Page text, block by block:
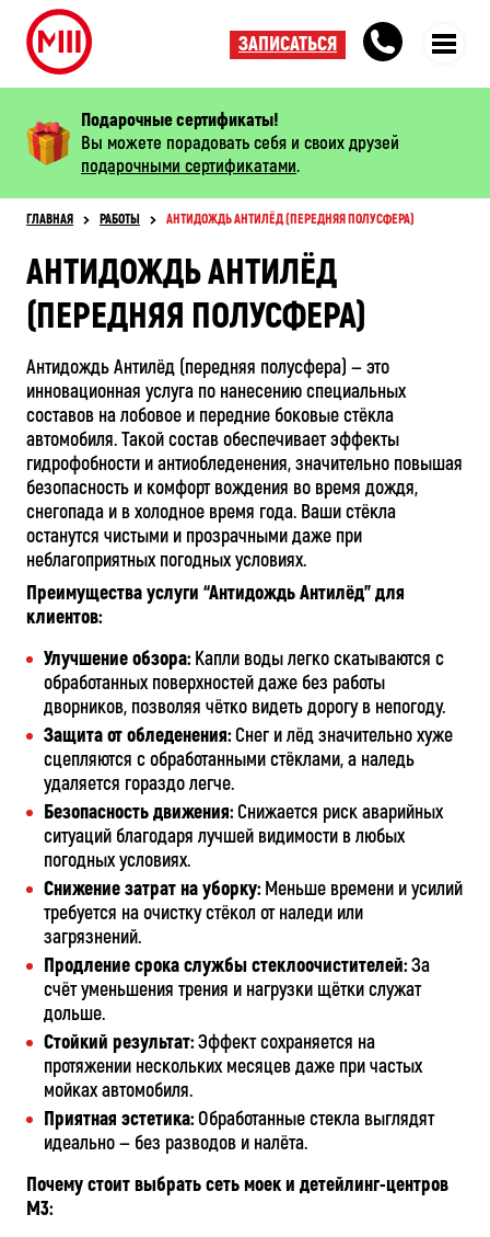
Подарочные сертификаты!
Вы можете порадовать себя и своих друзей
подарочными сертификатами.
ГЛАВНАЯ РАБОТЫ АНТИДОЖДЬ АНТИЛЁД (ПЕРЕДНЯЯ ПОЛУСФЕРА)
АНТИДОЖДЬ АНТИЛЁД
(ПЕРЕДНЯЯ ПОЛУСФЕРА)
Антидождь Антилёд (передняя полусфера) — это
инновационная услуга по нанесению специальных
составов на лобовое и передние боковые стёкла
автомобиля. Такой состав обеспечивает эффекты
гидрофобности и антиобледенения, значительно повышая
безопасность и комфорт вождения во время дождя,
снегопада и в холодное время года. Ваши стёкла
останутся чистыми и прозрачными даже при
неблагоприятных погодных условиях.
Преимущества услуги “Антидождь Антилёд” для
клиентов:
Улучшение обзора:Капли воды легко скатываются с
обработанных поверхностей даже без работы
дворников, позволяя чётко видеть дорогу в непогоду.
Защита от обледенения:Снег и лёд значительно хуже
сцепляются с обработанными стёклами, а наледь
удаляется гораздо легче.
Безопасность движения:Снижается риск аварийных
ситуаций благодаря лучшей видимости в любых
погодных условиях.
Снижение затрат на уборку:Меньше времени и усилий
требуется на очистку стёкол от наледи или
загрязнений.
Продление срока службы стеклоочистителей:За
счёт уменьшения трения и нагрузки щётки служат
дольше.
Стойкий результат:Эффект сохраняется на
протяжении нескольких месяцев даже при частых
мойках автомобиля.
Приятная эстетика:Обработанные стекла выглядят
идеально — без разводов и налёта.
Почему стоит выбрать сеть моек и детейлинг-центров
М3:
ЗАПИСАТЬСЯ